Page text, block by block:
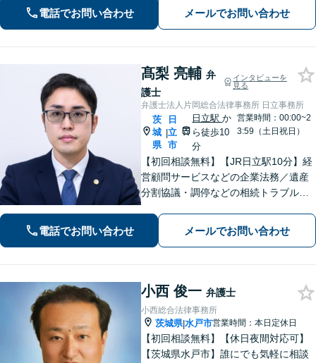
続・遺言】残された借金・不動産に困
っていませんか？
電話でお問い合わせ メールでお問い合わせ
髙梨 亮輔 弁
護士
インタビューを
見る
弁護士法人片岡総合法律事務所 日立事務所
茨
城
県
|
日
立
市
日立駅か
ら徒歩10
分
営業時間：00:00~2
3:59（土日祝日）
【初回相談無料】【JR日立駅10分】経
営顧問サービスなどの企業法務／遺産
分割協議・調停などの相続トラブルや
問題を中心に、幅広くご相談を承りま
す【土日祝対応可】分かりやすく丁寧
電話でお問い合わせ メールでお問い合わせ
小西 俊一 弁護士
小西総合法律事務所
茨城県|水戸市営業時間：本日定休日
【初回相談無料】【休日夜間対応可】
【茨城県水戸市】誰にでも気軽に相談